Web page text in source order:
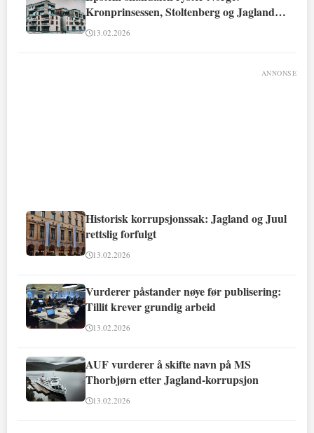
Kronprinsessen, Stoltenberg og Jagland
involvert
13.02.2026
ANNONSE
Historisk korrupsjonssak: Jagland og Juul
rettslig forfulgt
13.02.2026
Vurderer påstander nøye før publisering:
Tillit krever grundig arbeid
13.02.2026
AUF vurderer å skifte navn på MS
Thorbjørn etter Jagland-korrupsjon
13.02.2026